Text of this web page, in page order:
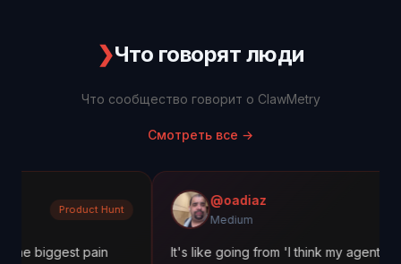
❯Что говорят люди
Что сообщество говорит о ClawMetry
Смотреть все →
pain
@oadiaz
Medium
It's like going from 'I think my agents are working'